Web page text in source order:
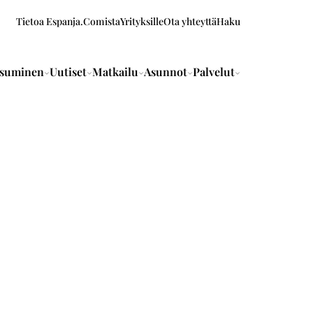
Tietoa Espanja.ComistaYrityksilleOta yhteyttäHaku
Uutiset Matkailu Asunnot Palvelut